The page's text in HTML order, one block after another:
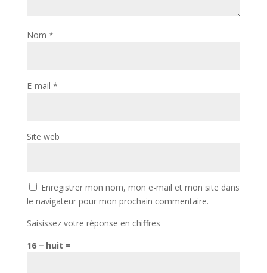
Nom *
E-mail *
Site web
Enregistrer mon nom, mon e-mail et mon site dans
le navigateur pour mon prochain commentaire.
Saisissez votre réponse en chiffres
16 − huit =